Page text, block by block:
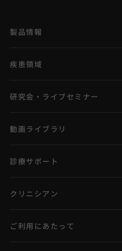
製品情報
疾患領域
研究会・ライブセミナー
動画ライブラリ
診療サポート
クリニシアン
ご利用にあたって